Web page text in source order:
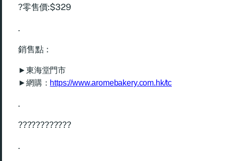
?零售價:$329
.
銷售點：
►東海堂門市
►網購： https://www.aromebakery.com.hk/tc
.
????????????
.